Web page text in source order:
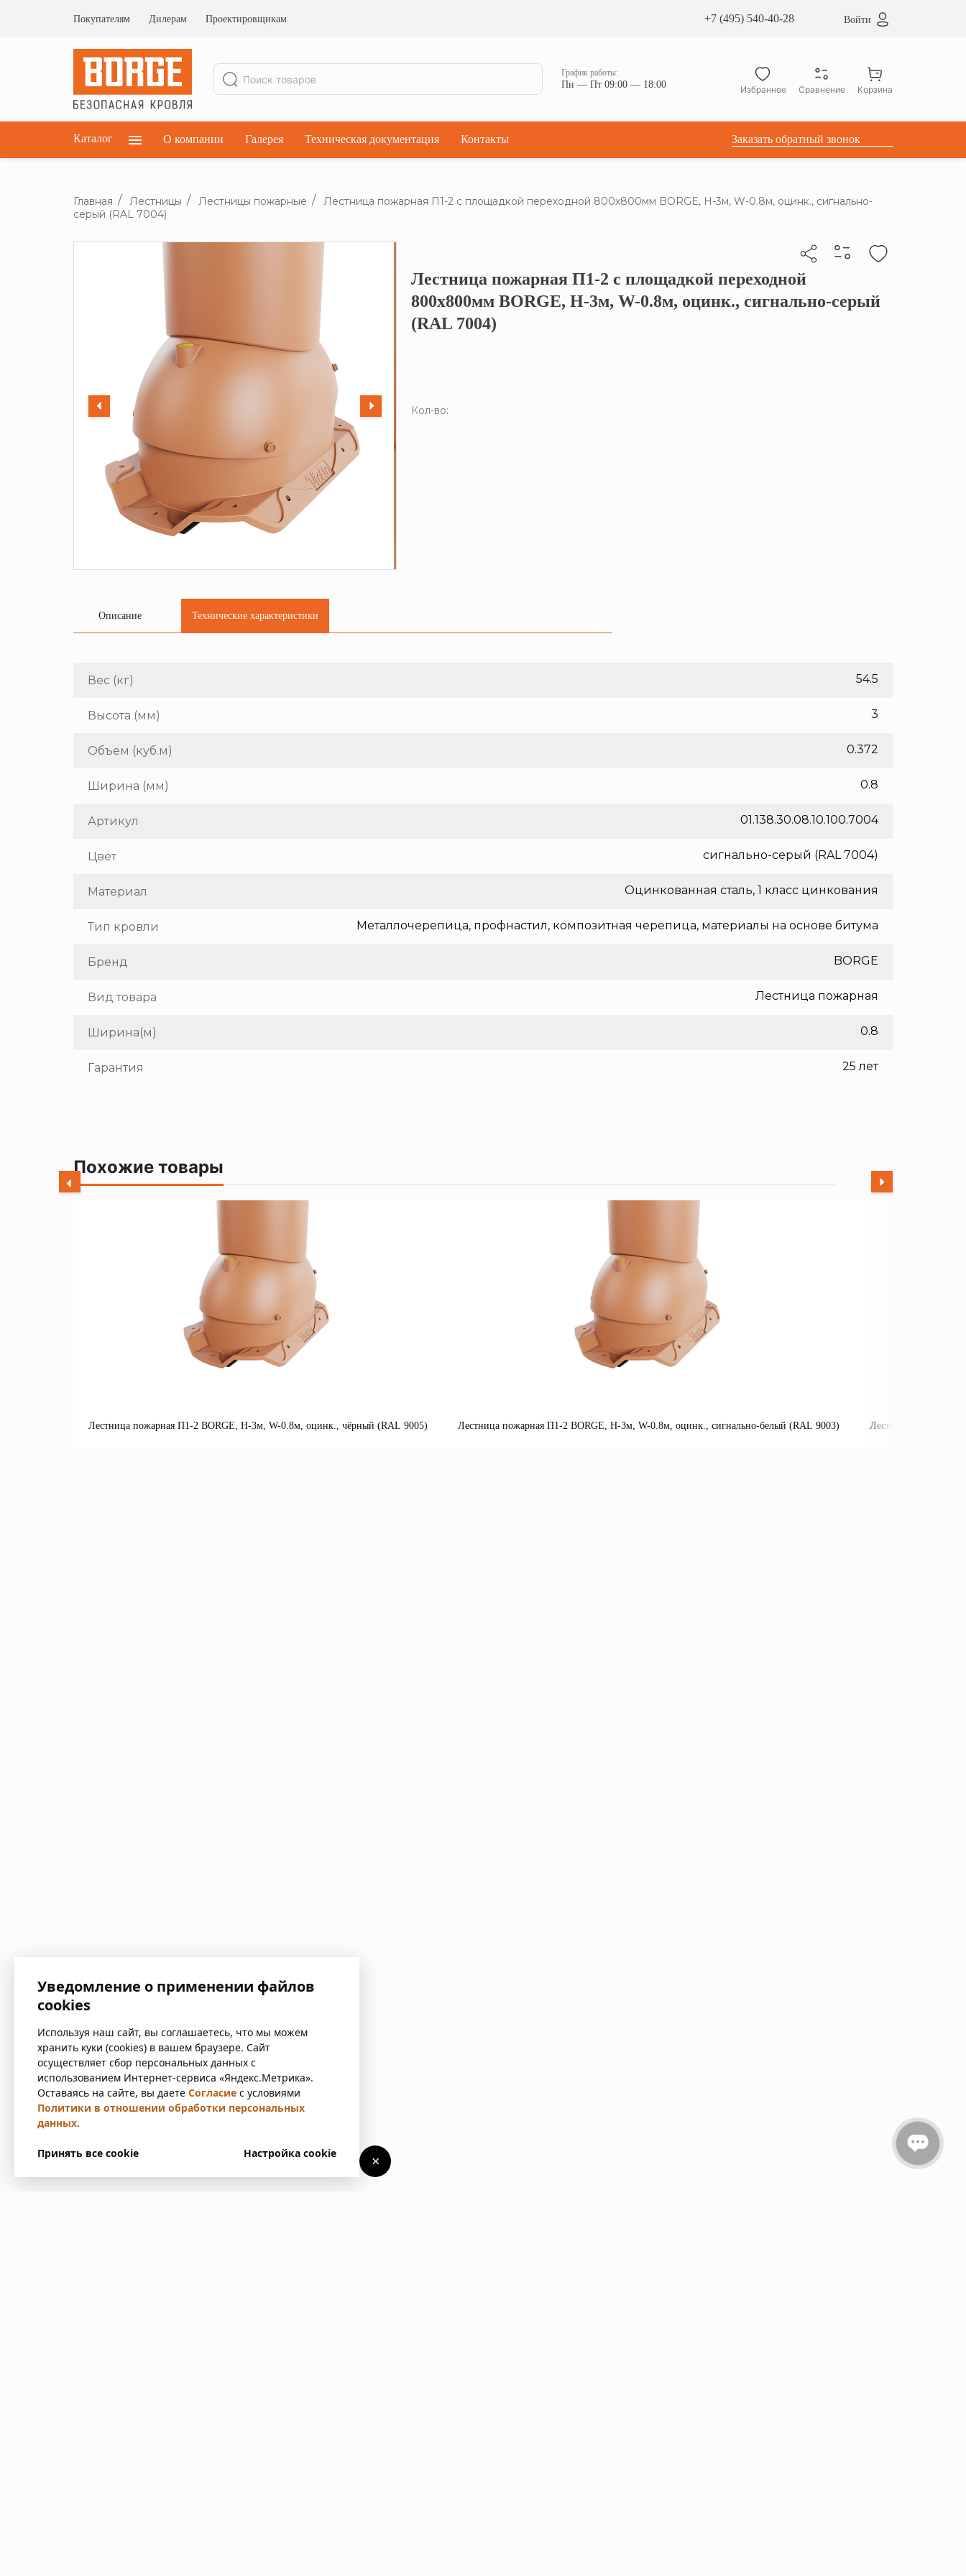
Покупателям Дилерам Проектировщикам +7 (495) 540-40-28 Войти
График работы:
Пн — Пт 09:00 — 18:00 Избранное Сравнение Корзина
Каталог
Ограждения парапетные
Чердачные лестницы ATICCO
О компании Галерея Техническая документация Контакты Заказать обратный звонок
Главная Лестницы Лестницы пожарные
Лестница пожарная П1-2 с площадкой переходной 800х800мм BORGE, Н-3м, W-0.8м, оцинк., сигнально-
серый (RAL 7004)
Кликните, чтобы скопировать прямую ссылку
Лестница пожарная П1-2 с площадкой переходной
800х800мм BORGE, Н-3м, W-0.8м, оцинк., сигнально-серый
(RAL 7004)
Кол-во:
Описание Технические характеристики
Вес (кг) 54.5
Высота (мм) 3
Объем (куб.м) 0.372
Ширина (мм) 0.8
Артикул 01.138.30.08.10.100.7004
Цвет сигнально-серый (RAL 7004)
Материал Оцинкованная сталь, 1 класс цинкования
Тип кровли Металлочерепица, профнастил, композитная черепица, материалы на основе битума
Бренд BORGE
Вид товара Лестница пожарная
Ширина(м) 0.8
Гарантия 25 лет
Похожие товары
Лестница пожарная П1-2 BORGE, Н-3м, W-0.8м, оцинк., чёрный (RAL 9005) Лестница пожарная П1-2 BORGE, Н-3м, W-0.8м, оцинк., сигнально-белый (RAL 9003) Лестница пожарная
Уведомление о применении файлов
cookies
Используя наш сайт, вы соглашаетесь, что мы можем
хранить куки (cookies) в вашем браузере. Сайт
осуществляет сбор персональных данных с
использованием Интернет-сервиса «Яндекс.Метрика».
Оставаясь на сайте, вы даете Согласие с условиями
Политики в отношении обработки персональных
данных.
Принять все cookie Настройка cookie ×